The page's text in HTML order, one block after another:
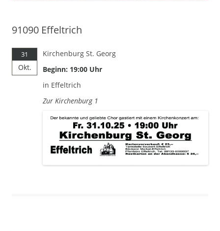
91090 Effeltrich
31
Okt.
Kirchenburg St. Georg
Beginn: 19:00 Uhr
in Effeltrich
Zur Kirchenburg 1